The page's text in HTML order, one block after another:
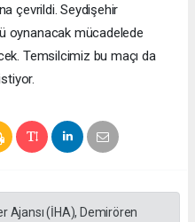
çevrildi. Seydişehir
oynanacak mücadelede
Temsilcimiz bu maçı da
Ajansı (İHA), Demirören